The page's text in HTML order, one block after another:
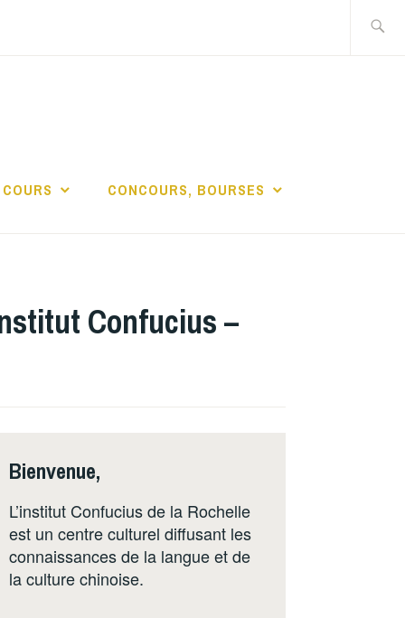
CONCOURS, BOURSES
Confucius –
Bienvenue,
L’institut Confucius de la Rochelle
est un centre culturel diffusant les
connaissances de la langue et de
la culture chinoise.